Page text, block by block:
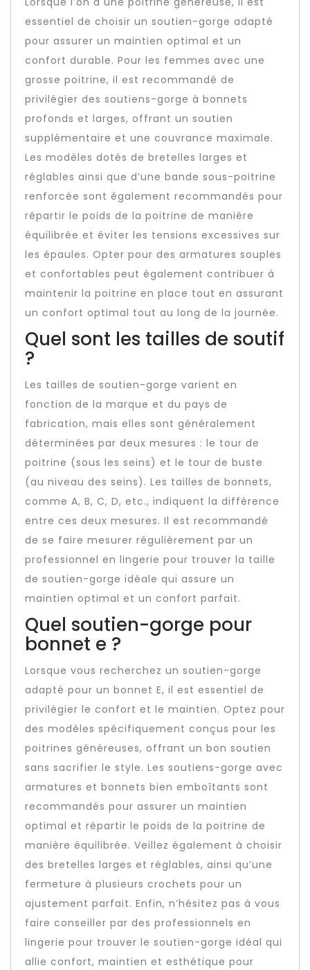
essentiel de choisir un soutien-gorge adapté
pour assurer un maintien optimal et un
confort durable. Pour les femmes avec une
grosse poitrine, il est recommandé de
privilégier des soutiens-gorge à bonnets
profonds et larges, offrant un soutien
supplémentaire et une couvrance maximale.
Les modèles dotés de bretelles larges et
réglables ainsi que d’une bande sous-poitrine
renforcée sont également recommandés pour
répartir le poids de la poitrine de manière
équilibrée et éviter les tensions excessives sur
les épaules. Opter pour des armatures souples
et confortables peut également contribuer à
maintenir la poitrine en place tout en assurant
un confort optimal tout au long de la journée.
Quel sont les tailles de soutif
?
Les tailles de soutien-gorge varient en
fonction de la marque et du pays de
fabrication, mais elles sont généralement
déterminées par deux mesures : le tour de
poitrine (sous les seins) et le tour de buste
(au niveau des seins). Les tailles de bonnets,
comme A, B, C, D, etc., indiquent la différence
entre ces deux mesures. Il est recommandé
de se faire mesurer régulièrement par un
professionnel en lingerie pour trouver la taille
de soutien-gorge idéale qui assure un
maintien optimal et un confort parfait.
Quel soutien-gorge pour
bonnet e ?
Lorsque vous recherchez un soutien-gorge
adapté pour un bonnet E, il est essentiel de
privilégier le confort et le maintien. Optez pour
des modèles spécifiquement conçus pour les
poitrines généreuses, offrant un bon soutien
sans sacrifier le style. Les soutiens-gorge avec
armatures et bonnets bien emboîtants sont
recommandés pour assurer un maintien
optimal et répartir le poids de la poitrine de
manière équilibrée. Veillez également à choisir
des bretelles larges et réglables, ainsi qu’une
fermeture à plusieurs crochets pour un
ajustement parfait. Enfin, n’hésitez pas à vous
faire conseiller par des professionnels en
lingerie pour trouver le soutien-gorge idéal qui
allie confort, maintien et esthétique pour